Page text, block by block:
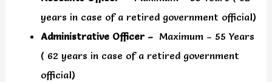
years in case of a retired government official)
Administrative Officer – Maximum – 55 Years
( 62 years in case of a retired government
official)